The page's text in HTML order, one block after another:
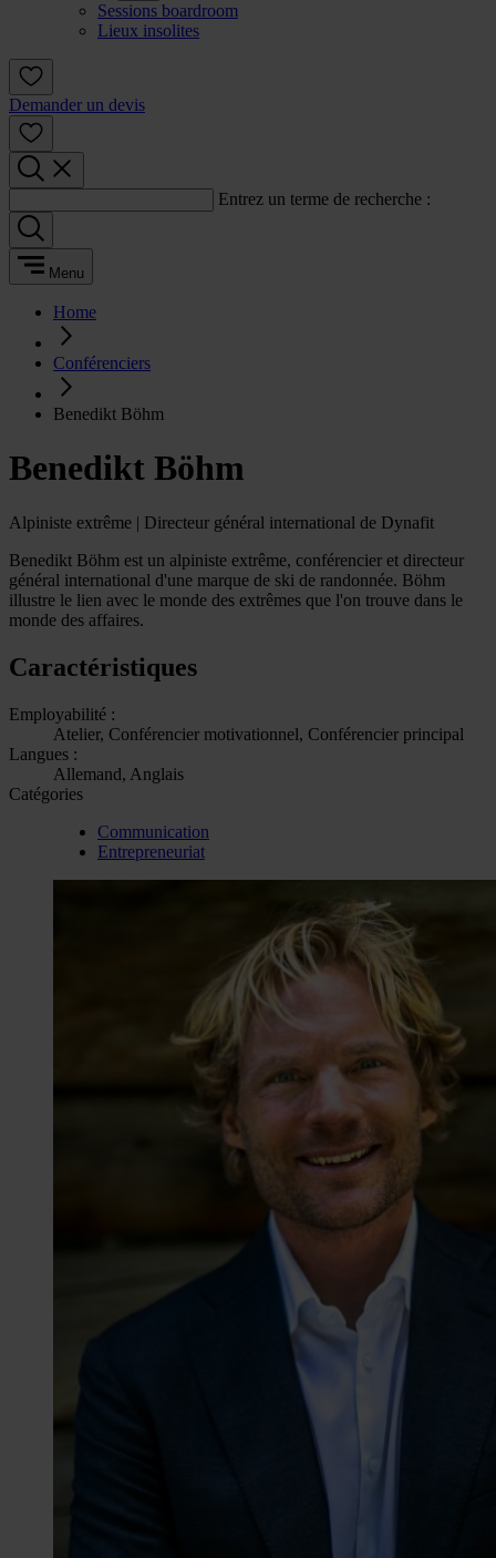
Sessions boardroom
Lieux insolites
Demander un devis
Entrez un terme de recherche :
Menu
Home
Conférenciers
Benedikt Böhm
Benedikt Böhm
Alpiniste extrême | Directeur général international de Dynafit
Benedikt Böhm est un alpiniste extrême, conférencier et directeur
général international d'une marque de ski de randonnée. Böhm
illustre le lien avec le monde des extrêmes que l'on trouve dans le
monde des affaires.
Caractéristiques
Employabilité :
Atelier, Conférencier motivationnel, Conférencier principal
Langues :
Allemand, Anglais
Catégories
Communication
Entrepreneuriat